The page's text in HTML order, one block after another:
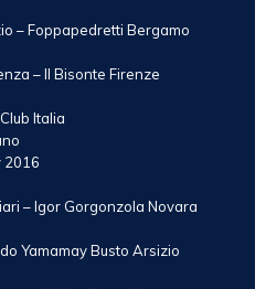
– Foppapedretti Bergamo
– Il Bisonte Firenze
Italia
2016
– Igor Gorgonzola Novara
Yamamay Busto Arsizio